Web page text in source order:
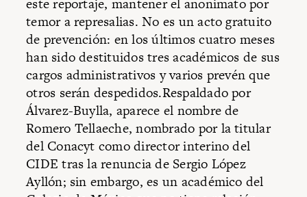
este reportaje, mantener el anonimato por
temor a represalias. No es un acto gratuito
de prevención: en los últimos cuatro meses
han sido destituidos tres académicos de sus
cargos administrativos y varios prevén que
otros serán despedidos.Respaldado por
Álvarez-Buylla, aparece el nombre de
Romero Tellaeche, nombrado por la titular
del Conacyt como director interino del
CIDE tras la renuncia de Sergio López
Ayllón; sin embargo, es un académico del